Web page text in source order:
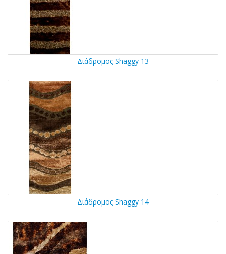
Διάδρομος Shaggy 13
Διάδρομος Shaggy 14